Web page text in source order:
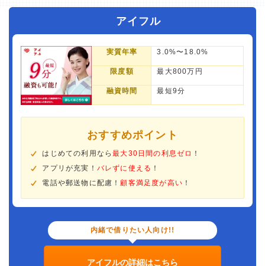
アイフル
実質年率 3.0%〜18.0%
限度額 最大800万円
融資時間 最短9分
おすすめポイント
はじめての利用なら最大30日間の利息ゼロ ！
アプリが充実！ バレずに使える ！
電話や郵送物に配慮！顧客満足度が高い ！
内緒で借りたい人向け!!
アイフルの詳細はこちら